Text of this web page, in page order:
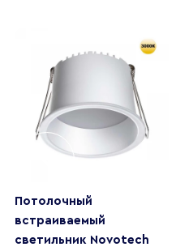
Потолочный
встраиваемый
светильник Novotech